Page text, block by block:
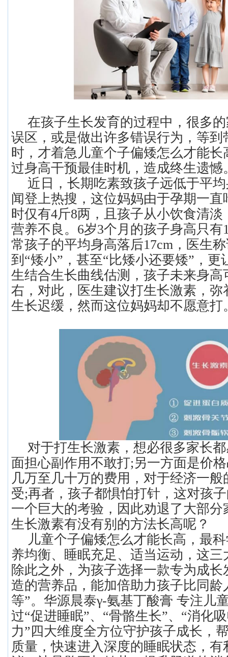
在孩子生长发育的过程中，很多
误区，或是做出许多错误行为，等到
时，才着急儿童个子偏矮怎么才能长
过身高干预最佳时机，造成终生遗憾
近日，长期吃素致孩子远低于平
闻登上热搜，这位妈妈由于孕期一
时仅有4斤8两，且孩子从小饮食清
营养不良。6岁3个月的孩子身高只有
常孩子的平均身高落后17cm，医生
到“矮小”，甚至“比矮小还要矮”，更
生结合生长曲线估测，孩子未来身高
右，对此，医生建议打生长激素，弥
生长迟缓，然而这位妈妈却不愿意打
对于打生长激素，想必很多家长
面担心副作用不敢打;另一方面是价
几万至几十万的费用，对于经济一
受;再者，孩子都惧怕打针，这对孩
一个巨大的考验，因此劝退了大部分
生长激素有没有别的方法长高呢？
儿童个子偏矮怎么才能长高，最
养均衡、睡眠充足、适当运动，这
除此之外，为孩子选择一款专为成
造的营养品，能加倍助力孩子比同龄
等”。华源晨泰γ-氨基丁酸膏 专注儿
过“促进睡眠”、“骨骼生长”、“消化
力”四大维度全方位守护孩子成长，
质量，快速进入深度的睡眠状态，